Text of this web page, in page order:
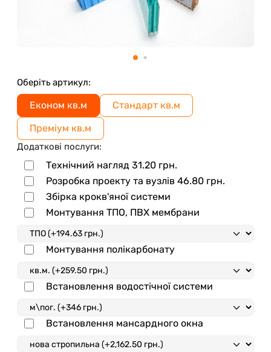
Оберіть артикул:
Економ кв.м
Стандарт кв.м
Преміум кв.м
Додаткові послуги:
Технічний нагляд 31.20 грн.
Розробка проекту та вузлів 46.80 грн.
Збірка крокв'яної системи
Монтування ТПО, ПВХ мембрани
Монтування полікарбонату
Встановлення водостічної системи
Встановлення мансардного окна